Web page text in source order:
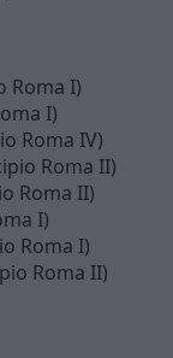
Roma I)
I)
Roma IV)
Roma II)
Roma II)
I)
Roma I)
Roma II)